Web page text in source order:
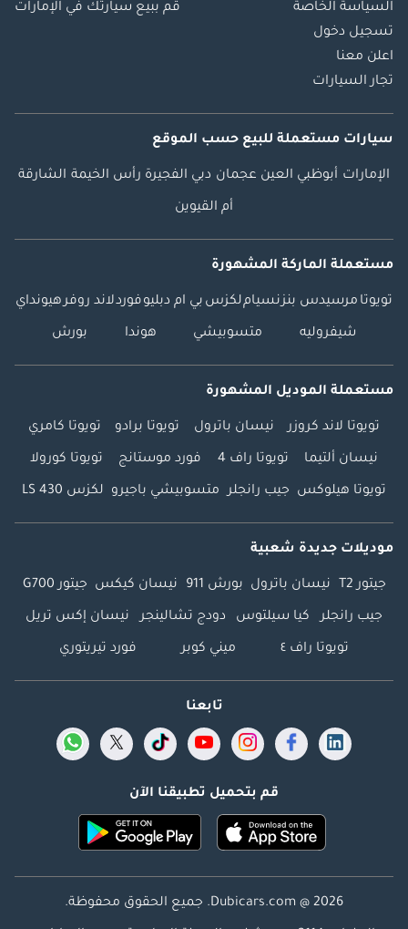
السياسة الخاصة
تسجيل دخول
اعلن معنا
تجار السيارات
قم ببيع سيارتك في الإمارات
سيارات مستعملة للبيع حسب الموقع
الإمارات أبوظبي العين عجمان دبي الفجيرة رأس الخيمة الشارقة
أم القيوين
مستعملة الماركة المشهورة
تويوتا مرسيدس بنزنسياملكزس بي ام دبليوفوردلاند روفرهيونداي
شيفروليه متسوبيشي هوندا بورش
مستعملة الموديل المشهورة
تويوتا لاند كروزر نيسان باترول تويوتا برادو تويوتا كامري
نيسان ألتيما تويوتا راف 4 فورد موستانج تويوتا كورولا
تويوتا هيلوكس جيب رانجلر متسوبيشي باجيرو لكزس LS 430
موديلات جديدة شعبية
جيتور T2 نيسان باترول بورش 911 نيسان كيكس جيتور G700
جيب رانجلر كيا سيلتوس دودج تشالينجر نيسان إكس تريل
تويوتا راف ٤ ميني كوبر فورد تيريتوري
تابعنا
قم بتحميل تطبيقنا الآن
Dubicars.com @ 2026. جميع الحقوق محفوظة.